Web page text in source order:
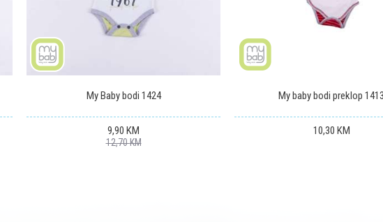
My Baby bodi 1424
9,90 KM
12,70KM
My baby bodi preklop
10,30 KM